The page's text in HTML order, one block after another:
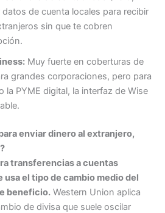
de cuenta locales para recibir
sin que te cobren
Muy fuerte en coberturas de
grandes corporaciones, pero para
la PYME digital, la interfaz de Wise
enviar dinero al extranjero,
transferencias a cuentas
usa el tipo de cambio medio del
beneficio. Western Union aplica
de divisa que suele oscilar